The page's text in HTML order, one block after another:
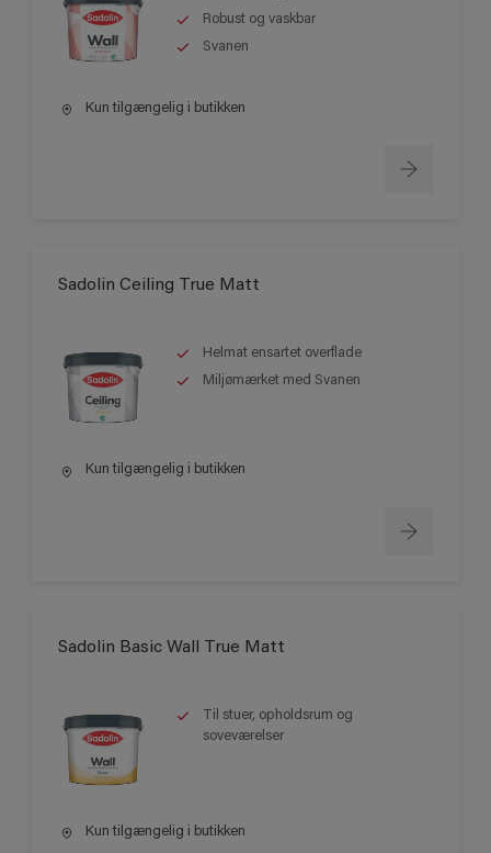
Robust og vaskbar
Svanen
Kun tilgængelig i butikken
Sadolin Ceiling True Matt
Helmat ensartet overflade
Miljømærket med Svanen
Kun tilgængelig i butikken
Sadolin Basic Wall True Matt
Til stuer, opholdsrum og
soveværelser
Kun tilgængelig i butikken